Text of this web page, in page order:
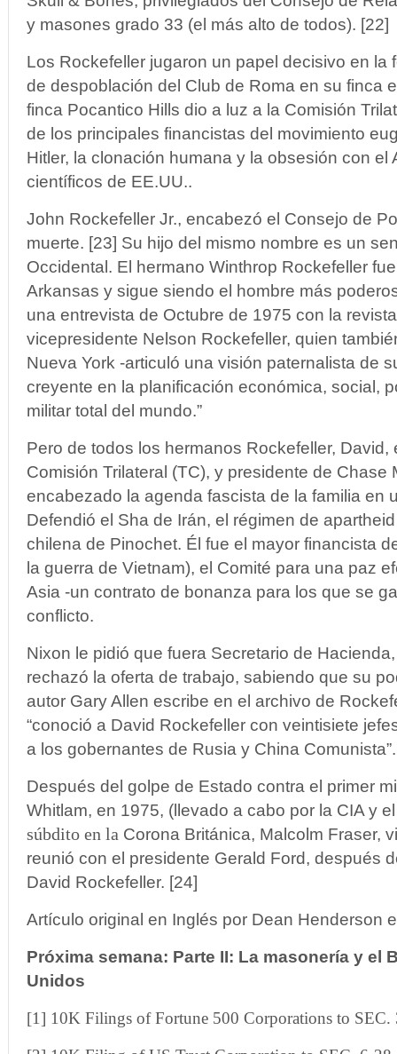
y masones grado 33 (el más alto de todos). [22]
Los Rockefeller jugaron un papel decisivo en la
de despoblación del Club de Roma en su finca
finca Pocantico Hills dio a luz a la Comisión
de los principales financistas del movimiento
Hitler, la clonación humana y la obsesión con el
científicos de EE.UU..
John Rockefeller Jr., encabezó el Consejo de
muerte. [23] Su hijo del mismo nombre es un
Occidental. El hermano Winthrop Rockefeller
Arkansas y sigue siendo el hombre más
una entrevista de Octubre de 1975 con la
vicepresidente Nelson Rockefeller, quien
Nueva York -articuló una visión paternalista de
creyente en la planificación económica, social,
militar total del mundo.”
Pero de todos los hermanos Rockefeller, David,
Comisión Trilateral (TC), y presidente de Chase
encabezado la agenda fascista de la familia en
Defendió el Sha de Irán, el régimen de
chilena de Pinochet. Él fue el mayor financista
la guerra de Vietnam), el Comité para una paz
Asia -un contrato de bonanza para los que se
conflicto.
Nixon le pidió que fuera Secretario de
rechazó la oferta de trabajo, sabiendo que su
autor Gary Allen escribe en el archivo de
“conoció a David Rockefeller con veintisiete
a los gobernantes de Rusia y China Comunista”.
Después del golpe de Estado contra el primer
Whitlam, en 1975, (llevado a cabo por la CIA y
súbdito en la Corona Británica, Malcolm Fraser,
reunió con el presidente Gerald Ford, después
David Rockefeller. [24]
Artículo original en Inglés por Dean Henderson
Próxima semana: Parte II: La masonería y el
Unidos
[1] 10K Filings of Fortune 500 Corporations to SEC.